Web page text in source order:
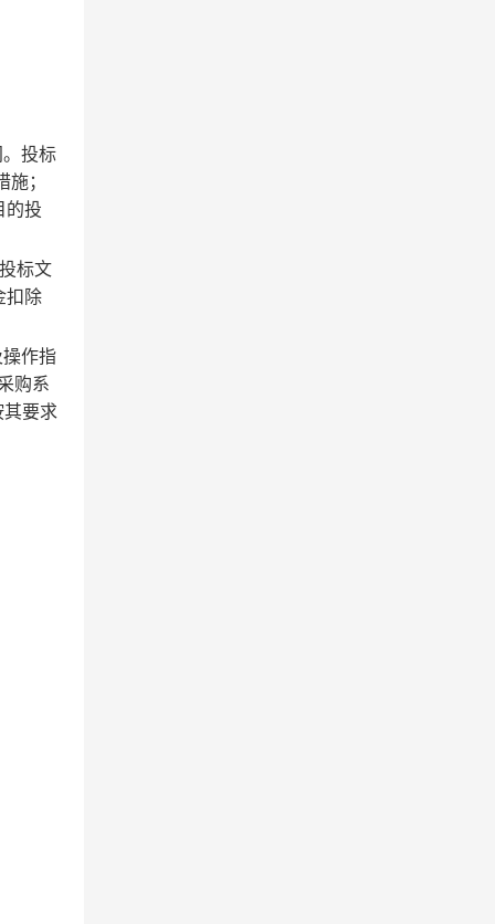
投标
；
的投
标文
扣除
作指
购系
要求